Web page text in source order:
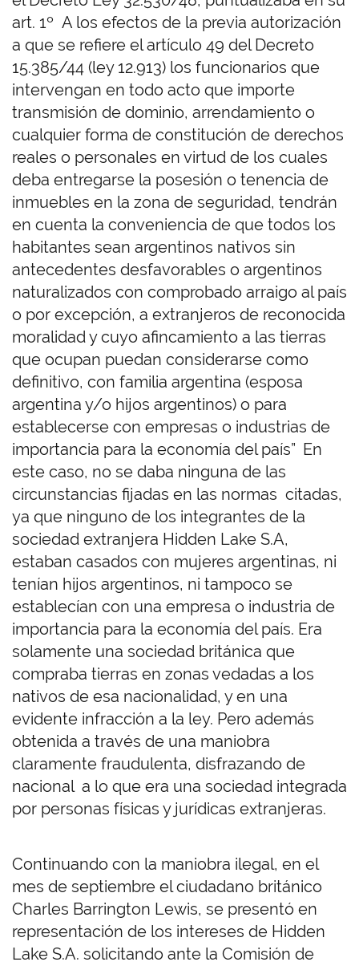
art. 1º A los efectos de la previa autorización
a que se refiere el artículo 49 del Decreto
15.385/44 (ley 12.913) los funcionarios que
intervengan en todo acto que importe
transmisión de dominio, arrendamiento o
cualquier forma de constitución de derechos
reales o personales en virtud de los cuales
deba entregarse la posesión o tenencia de
inmuebles en la zona de seguridad, tendrán
en cuenta la conveniencia de que todos los
habitantes sean argentinos nativos sin
antecedentes desfavorables o argentinos
naturalizados con comprobado arraigo al país
o por excepción, a extranjeros de reconocida
moralidad y cuyo afincamiento a las tierras
que ocupan puedan considerarse como
definitivo, con familia argentina (esposa
argentina y/o hijos argentinos) o para
establecerse con empresas o industrias de
importancia para la economía del país” En
este caso, no se daba ninguna de las
circunstancias fijadas en las normas citadas,
ya que ninguno de los integrantes de la
sociedad extranjera Hidden Lake S.A,
estaban casados con mujeres argentinas, ni
tenían hijos argentinos, ni tampoco se
establecían con una empresa o industria de
importancia para la economía del país. Era
solamente una sociedad británica que
compraba tierras en zonas vedadas a los
nativos de esa nacionalidad, y en una
evidente infracción a la ley. Pero además
obtenida a través de una maniobra
claramente fraudulenta, disfrazando de
nacional a lo que era una sociedad integrada
por personas físicas y jurídicas extranjeras.
Continuando con la maniobra ilegal, en el
mes de septiembre el ciudadano británico
Charles Barrington Lewis, se presentó en
representación de los intereses de Hidden
Lake S.A. solicitando ante la Comisión de